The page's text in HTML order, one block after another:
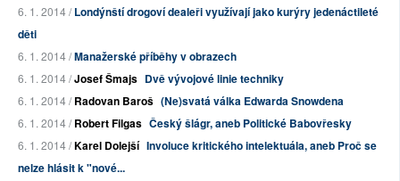
6. 1. 2014 /Londýnští drogoví dealeři využívají jako kurýry jedenáctileté
děti
6. 1. 2014 /Manažerské příběhy v obrazech
6. 1. 2014 /Josef Šmajs Dvě vývojové linie techniky
6. 1. 2014 /Radovan Baroš (Ne)svatá válka Edwarda Snowdena
6. 1. 2014 /Robert Filgas Český šlágr, aneb Politické Babovřesky
6. 1. 2014 /Karel Dolejší Involuce kritického intelektuála, aneb Proč se
nelze hlásit k "nové...